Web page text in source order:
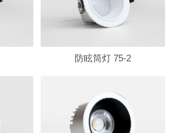
防眩筒灯 75-2